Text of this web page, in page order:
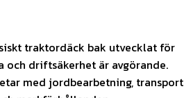
traktordäck bak utvecklat för
driftsäkerhet är avgörande.
med jordbearbetning, transport